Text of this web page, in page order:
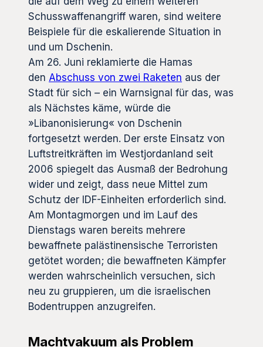
Schusswaffenangriff waren, sind weitere
Beispiele für die eskalierende Situation in
und um Dschenin.
Am 26. Juni reklamierte die Hamas
den Abschuss von zwei Raketen aus der
Stadt für sich – ein Warnsignal für das, was
als Nächstes käme, würde die
»Libanonisierung« von Dschenin
fortgesetzt werden. Der erste Einsatz von
Luftstreitkräften im Westjordanland seit
2006 spiegelt das Ausmaß der Bedrohung
wider und zeigt, dass neue Mittel zum
Schutz der IDF-Einheiten erforderlich sind.
Am Montagmorgen und im Lauf des
Dienstags waren bereits mehrere
bewaffnete palästinensische Terroristen
getötet worden; die bewaffneten Kämpfer
werden wahrscheinlich versuchen, sich
neu zu gruppieren, um die israelischen
Bodentruppen anzugreifen.
Machtvakuum als Problem